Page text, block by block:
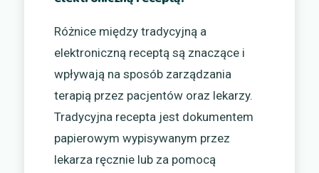
Różnice między tradycyjną a
elektroniczną receptą są znaczące i
wpływają na sposób zarządzania
terapią przez pacjentów oraz lekarzy.
Tradycyjna recepta jest dokumentem
papierowym wypisywanym przez
lekarza ręcznie lub za pomocą